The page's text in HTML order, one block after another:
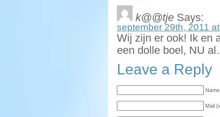
k@@tje Says:
september 29th, 2011
Wij zijn er ook! Ik en
een dolle boel, NU
Leave a Reply
Mail